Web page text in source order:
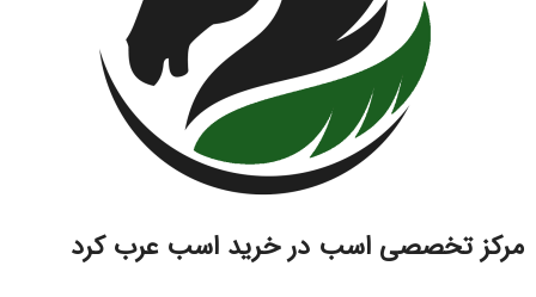
مرکز تخصصی اسب در خرید اسب عرب کرد